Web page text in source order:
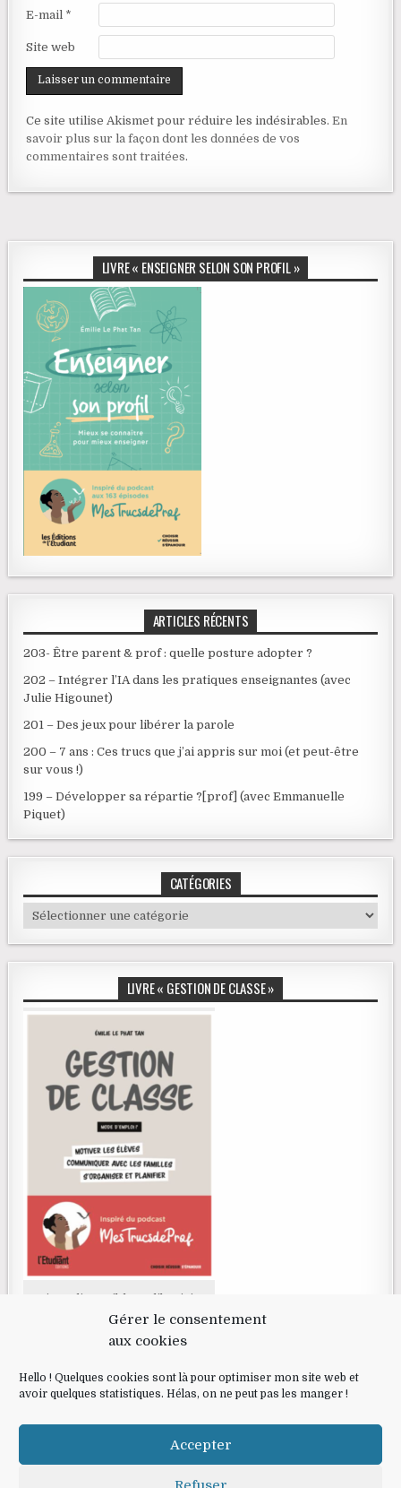
Gérer le consentement
aux cookies
Hello ! Quelques cookies sont là pour optimiser mon site web et
avoir quelques statistiques. Hélas, on ne peut pas les manger !
Accepter
E-mail *
Site web
Ce site utilise Akismet pour réduire les indésirables.En
savoir plus sur la façon dont les données de vos
commentaires sont traitées.
LIVRE « ENSEIGNER SELON SON PROFIL »
ARTICLES RÉCENTS
203- Être parent & prof : quelle posture adopter ?
202 – Intégrer l’IA dans les pratiques enseignantes (avec
Julie Higounet)
201 – Des jeux pour libérer la parole
200 – 7 ans : Ces trucs que j’ai appris sur moi (et peut-être
sur vous !)
199 – Développer sa répartie ?[prof] (avec Emmanuelle
Piquet)
CATÉGORIES
Catégories
LIVRE « GESTION DE CLASSE »
Livre disponible en librairie
RECHERCHE